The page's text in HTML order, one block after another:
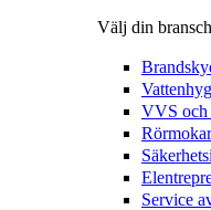
Välj din
VVS och
Service